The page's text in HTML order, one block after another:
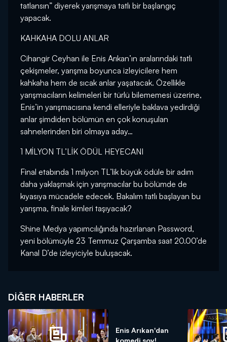
tatlansın” diyerek yarışmaya tatlı bir başlangıç
yapacak.
KAHKAHA DOLU ANLAR
Cihangir Ceyhan ile Enis Arıkan’ın aralarındaki tatlı
çekişmeler, yarışma boyunca izleyicilere hem
kahkaha hem de sıcak anlar yaşatacak. Özellikle
yarışmacıların kelimeleri bir türlü bilememesi üzerine,
Enis’in yarışmacısına kendi elleriyle baklava yedirdiği
anlar şimdiden bölümün en çok konuşulan
sahnelerinden biri olmaya aday…
1 MİLYON TL’LİK ÖDÜL HEYECANI
Final etabında 1 milyon TL’lik büyük ödüle bir adım
daha yaklaşmak için yarışmacılar bu bölümde de
kıyasıya mücadele edecek. Bakalım tatlı başlayan bu
yarışma, finale kimleri taşıyacak?
Shine Medya yapımcılığında hazırlanan Password,
yeni bölümüyle 23 Temmuz Çarşamba saat 20.00’de
Kanal D’de izleyiciyle buluşacak.
DIĞER HABERLER
Enis Arıkan'dan
komedi şov!